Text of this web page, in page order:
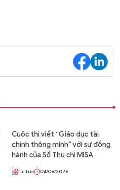
Cuộc thi viết “Giáo dục tài
chính thông minh” với sự đồng
hành của Sổ Thu chi MISA
Tin tức 04/08/2026